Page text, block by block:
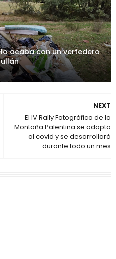
acaba con un vertedero
NEXT
El IV Rally Fotográfico de la
Montaña Palentina se adapta
al covid y se desarrollará
durante todo un mes